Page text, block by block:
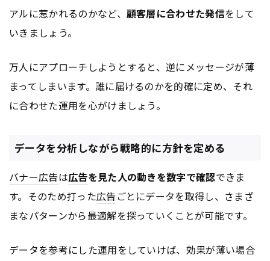
アルに惹かれるのかなど、 顧客層に合わせた発信をして
いきましょう。
万人にアプローチしようとすると、逆にメッセージが薄
まってしまいます。誰に届けるのかを的確に定め、それ
に合わせた運用を心がけましょう。
データを分析しながら戦略的に方針を定める
バナー広告は広告を見た人の動きを数字で確認できま
す。そのため打った広告ごとにデータを取得し、さまざ
まなパターンから最適解を探っていくことが可能です。
データを参考にした運用をしていけば、効果が薄い場合